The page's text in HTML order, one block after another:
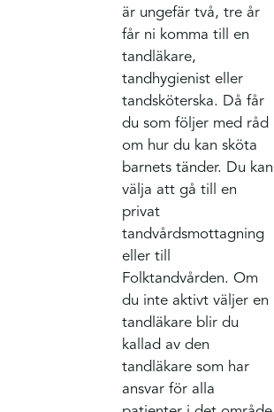
är ungefär två, tre år
får ni komma till en
tandläkare,
tandhygienist eller
tandsköterska. Då får
du som följer med råd
om hur du kan sköta
barnets tänder. Du kan
välja att gå till en
privat
tandvårdsmottagning
eller till
Folktandvården. Om
du inte aktivt väljer en
tandläkare blir du
kallad av den
tandläkare som har
ansvar för alla